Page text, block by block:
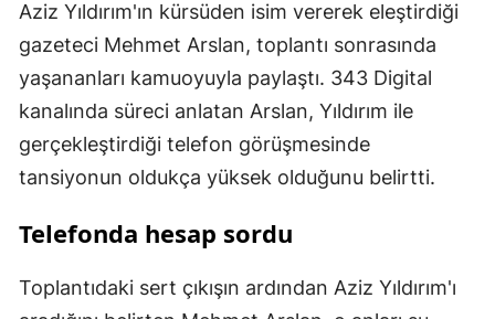
Aziz Yıldırım'ın kürsüden isim vererek eleştirdiği
gazeteci Mehmet Arslan, toplantı sonrasında
yaşananları kamuoyuyla paylaştı. 343 Digital
kanalında süreci anlatan Arslan, Yıldırım ile
gerçekleştirdiği telefon görüşmesinde
tansiyonun oldukça yüksek olduğunu belirtti.
Telefonda hesap sordu
Toplantıdaki sert çıkışın ardından Aziz Yıldırım'ı